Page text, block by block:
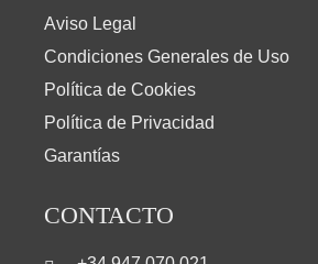
Aviso Legal
Condiciones Generales de Uso
Política de Cookies
Política de Privacidad
Garantías
CONTACTO